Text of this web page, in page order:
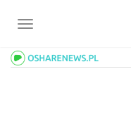
TOGGLE NAVIGATION